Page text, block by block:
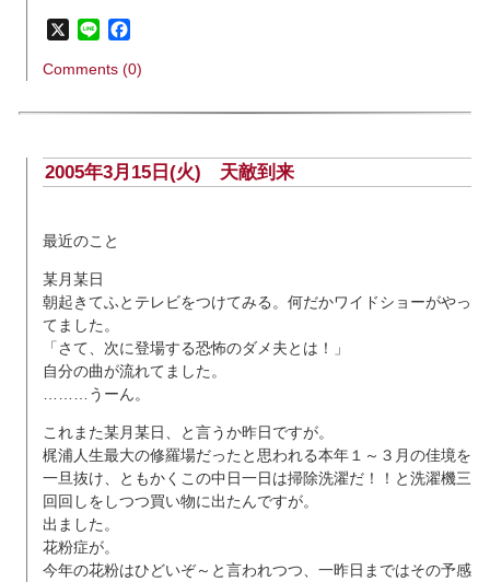
X Line
Comments (0)
2005年3月15日(火) 天敵到来
最近のこと
某月某日
朝起きてふとテレビをつけてみる。何だかワイドショーがやっ
てました。
「さて、次に登場する恐怖のダメ夫とは！」
自分の曲が流れてました。
………うーん。
これまた某月某日、と言うか昨日ですが。
梶浦人生最大の修羅場だったと思われる本年１～３月の佳境を
一旦抜け、ともかくこの中日一日は掃除洗濯だ！！と洗濯機三
回回しをしつつ買い物に出たんですが。
出ました。
花粉症が。
今年の花粉はひどいぞ～と言われつつ、一昨日まではその予感